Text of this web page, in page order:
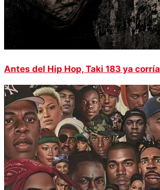
Antes del Hip Hop, Taki 183 ya corría